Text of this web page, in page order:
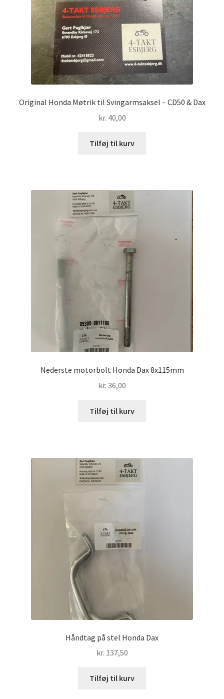
Original Honda Møtrik til Svingarmsaksel – CD50 & Dax
kr. 40,00
Tilføj til kurv
Nederste motorbolt Honda Dax 8x115mm
kr. 36,00
Tilføj til kurv
Håndtag på stel Honda Dax
kr. 137,50
Tilføj til kurv